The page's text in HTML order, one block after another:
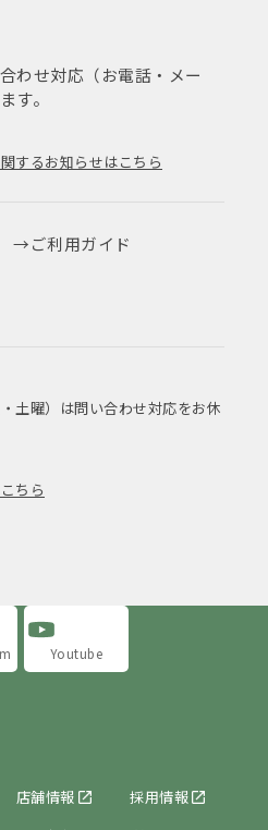
わせ対応（お電話・メー
す。
するお知らせはこちら
ご利用ガイド
土曜）は問い合わせ対応をお休
ちら
店舗情報
採用情報
Youtube